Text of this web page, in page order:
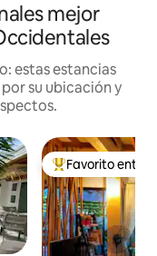
mejor
estas estancias
su ubicación y
De los mejores
Favorito entre